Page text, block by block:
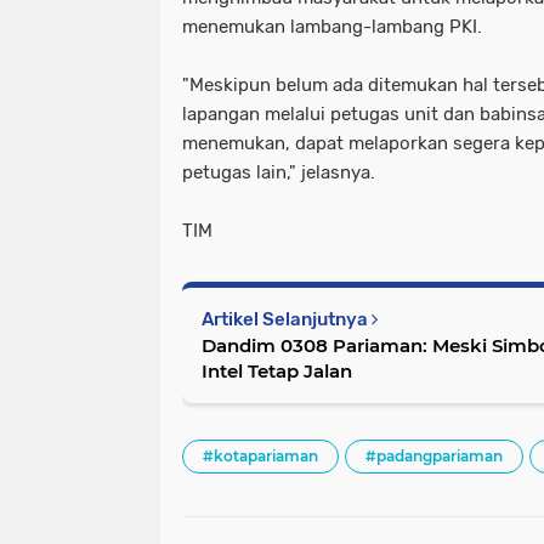
menemukan lambang-lambang PKI.
"Meskipun belum ada ditemukan hal
lapangan melalui petugas unit dan
menemukan, dapat melaporkan segera
petugas lain," jelasnya.
TIM
Artikel Selanjutnya
Dandim 0308 Pariaman: Meski
Intel Tetap Jalan
#kotapariaman #padangpariaman